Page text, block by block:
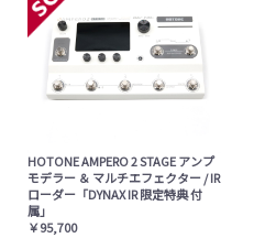
HOTONE AMPERO 2 STAGE アンプ
モデラー ＆ マルチエフェクター / IR
ローダー「DYNAX IR 限定特典 付
属」
￥95,700